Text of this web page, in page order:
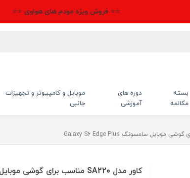
⭐⭐ فروش ویژه مودم های هواوی ⭐⭐
بسته
مکالمه
دوره های
آموزشی
موبایل و کامپیوتر و تجهیزات
جانبی